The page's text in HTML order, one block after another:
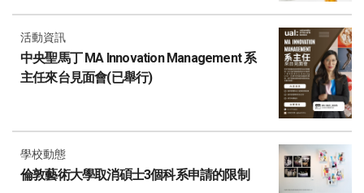
活動資訊
中央聖馬丁 MA Innovation Management 系
主任來台見面會(已舉行)
學校動態
倫敦藝術大學取消碩士3個科系申請的限制